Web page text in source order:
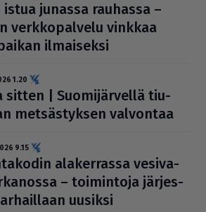
junassa rauhassa –
verk­ko­pal­velu vinkkaa
ilmai­seksi
1.20
sitten | Suo­mi­jär­vellä tiu­
met­säs­tyk­sen valvontaa
9.15
ala­ker­rassa vesi­va­
– toi­min­toja jär­jes­
uusiksi